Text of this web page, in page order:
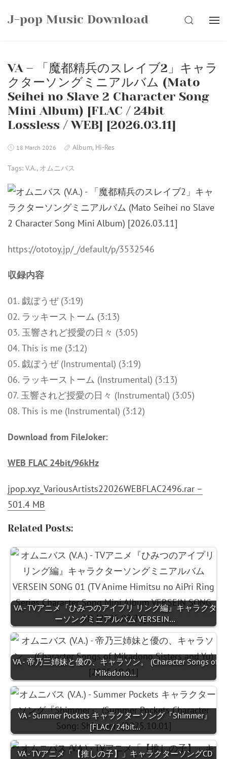
J-pop Music Download SEARCH
VA – 「魔都精兵のスレイブ2」キャラ
クターソングミニアルバム (Mato
Seihei no Slave 2 Character Song
Mini Album) [FLAC / 24bit
Lossless / WEB] [2026.03.11]
18 March 2026 Album, Hi-Res
Tags: V.A., オムニバス
https://ototoy.jp/_/default/p/3532546
収録内容
01. 戯ぼうぜ (3:19)
02. ラッキーストーム (3:13)
03. 玉響されど授愛の日々 (3:05)
04. This is me (3:12)
05. 戯ぼうぜ (Instrumental) (3:19)
06. ラッキーストーム (Instrumental) (3:13)
07. 玉響されど授愛の日々 (Instrumental) (3:05)
08. This is me (Instrumental) (3:12)
Download from FileJoker:
WEB FLAC 24bit/96kHz
jpop.xyz_VariousArtists22026WEBFLAC2496.rar –
501.4 MB
Related Posts:
VA - TVアニメ『ひみつのアイプリ リング編』キャラクタ
ーソングミニアルバム VERSEIN…
VA - 帝乃三姉妹と優の、キャラソン。 (Character Songs of
Mikadono…
VA - Summer Pockets キャラクターソング『Shimmer』
[FLAC / 24bit…
VA - TVアニメ「【推しの子】」キャラクターソングCD